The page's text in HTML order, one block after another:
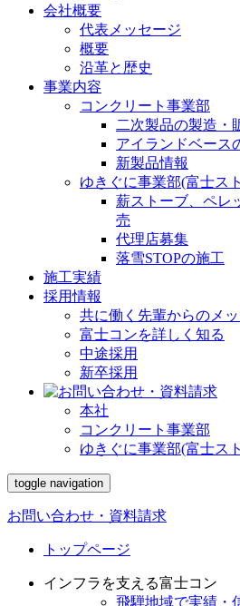
会社概要
代表メッセージ
概要
沿革と歴史
事業内容
コンクリート事業部
二次製品の製造・
アイランドベース
新製品情報
ゆきぐに事業部(富士ス
薪ストーブ、ペレ
売
代理店募集
落雪STOPの施工
施工実績
採用情報
共に働く先輩からのメ
富士コンを詳しく知る
中途採用
新卒採用
本社
コンクリート事業部
ゆきぐに事業部(富士ス
toggle navigation
お問い合わせ・資料請求
トップページ
インフラを支える富士コン
飛騨地域で実績・